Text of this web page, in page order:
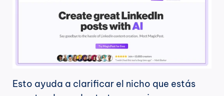
Esto ayuda a clarificar el nicho que estás